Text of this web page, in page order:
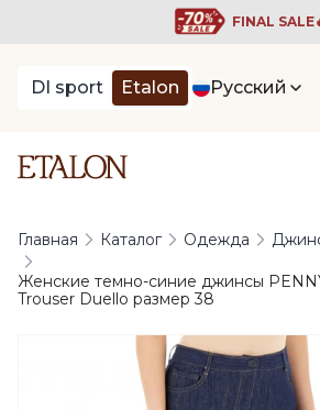
FINAL
DI sport Etalon Русский
Главная Каталог Одежда
Женские темно-синие джинсы
Trouser Duello размер 38